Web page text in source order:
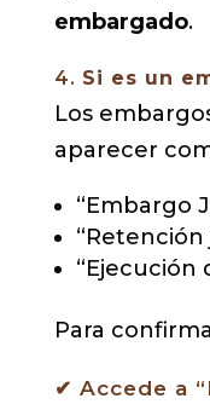
embargado.
4. Si es un
Los
aparecer
“Embargo
“Retención
“Ejecución
Para
✔ Accede a